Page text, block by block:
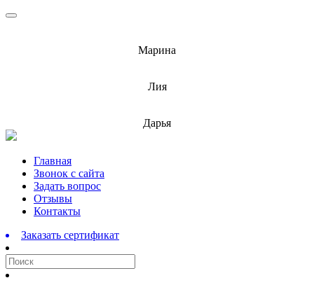
Марина
Лия
Дарья
Перейти
содержимому
Главная
Звонок с сайта
Задать вопрос
Отзывы
Контакты
Заказать сертификат